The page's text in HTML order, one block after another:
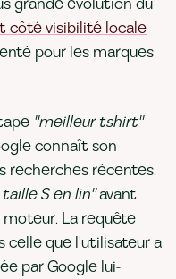
côté visibilité locale
pour les marques
"meilleur tshirt"
connaît son
recherches récentes.
S en lin"avant
La requête
que l'utilisateur a
par Google lui-